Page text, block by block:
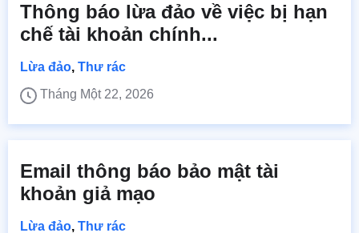
Thông báo lừa đảo về việc bị hạn
chế tài khoản chính...
Lừa đảo, Thư rác
Tháng Một 22, 2026
Email thông báo bảo mật tài
khoản giả mạo
Lừa đảo, Thư rác